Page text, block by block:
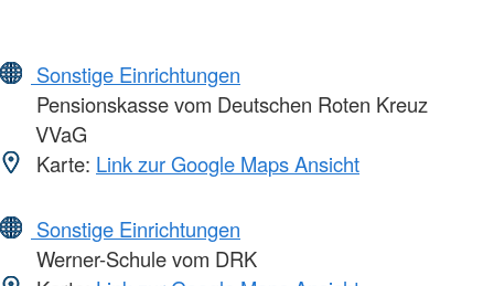
Sonstige Einrichtungen
Pensionskasse vom Deutschen Roten Kreuz
VVaG
Karte: Link zur Google Maps Ansicht
Sonstige Einrichtungen
Werner-Schule vom DRK